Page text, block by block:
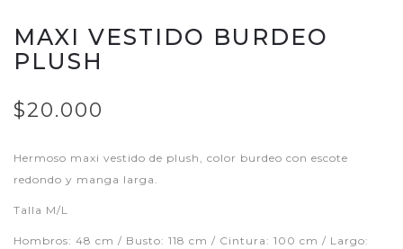
MAXI VESTIDO BURDEO
PLUSH
$20.000
Hermoso maxi vestido de plush, color burdeo con escote
redondo y manga larga.
Talla M/L
Hombros: 48 cm / Busto: 118 cm / Cintura: 100 cm / Largo: